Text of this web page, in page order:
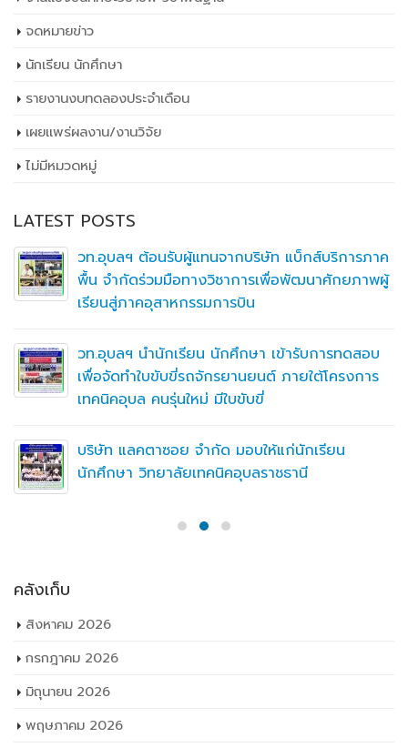
จดหมายข่าว
นักเรียน นักศึกษา
รายงานงบทดลองประจำเดือน
เผยเเพร่ผลงาน/งานวิจัย
ไม่มีหมวดหมู่
LATEST POSTS
วท.อุบลฯ ต้อนรับผู้แทนจากบริษัท แบ็กส์บริการภาค
พื้น จำกัดร่วมมือทางวิชาการเพื่อพัฒนาศักยภาพผู้
เรียนสู่ภาคอุสาหกรรมการบิน
วท.อุบลฯ นำนักเรียน นักศึกษา เข้ารับการทดสอบ
เพื่อจัดทำใบขับขี่รถจักรยานยนต์ ภายใต้โครงการ
เทคนิคอุบล คนรุ่นใหม่ มีใบขับขี่
บริษัท แลคตาซอย จำกัด มอบให้แก่นักเรียน
นักศึกษา วิทยาลัยเทคนิคอุบลราชธานี
คลังเก็บ
สิงหาคม 2026
กรกฎาคม 2026
มิถุนายน 2026
พฤษภาคม 2026